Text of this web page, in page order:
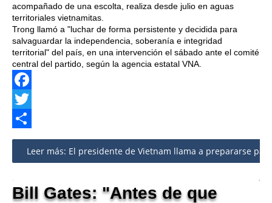
acompañado de una escolta, realiza desde julio en aguas
territoriales vietnamitas.
Trong llamó a "luchar de forma persistente y decidida para
salvaguardar la independencia, soberanía e integridad
territorial" del país, en una intervención el sábado ante el comité
central del partido, según la agencia estatal VNA.
Facebook
Twitter
Share
Leer más: El presidente de Vietnam llama a prepararse
Bill Gates: "Antes de que